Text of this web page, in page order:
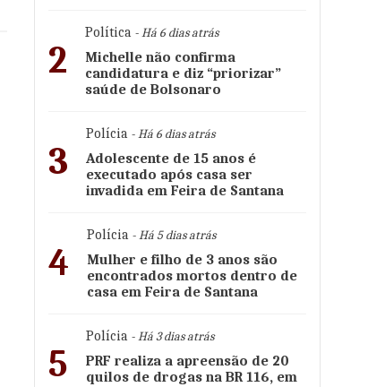
2
Política - Há 6 dias atrás
Michelle não confirma
candidatura e diz “priorizar”
saúde de Bolsonaro
3
Polícia - Há 6 dias atrás
Adolescente de 15 anos é
executado após casa ser
invadida em Feira de Santana
4
Polícia - Há 5 dias atrás
Mulher e filho de 3 anos são
encontrados mortos dentro de
casa em Feira de Santana
5
Polícia - Há 3 dias atrás
PRF realiza a apreensão de 20
quilos de drogas na BR 116, em